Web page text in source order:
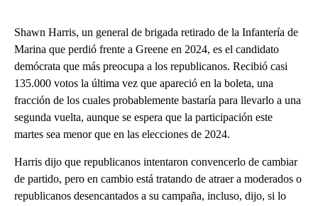
Shawn Harris, un general de brigada retirado de la Infantería de
Marina que perdió frente a Greene en 2024, es el candidato
demócrata que más preocupa a los republicanos. Recibió casi
135.000 votos la última vez que apareció en la boleta, una
fracción de los cuales probablemente bastaría para llevarlo a una
segunda vuelta, aunque se espera que la participación este
martes sea menor que en las elecciones de 2024.
Harris dijo que republicanos intentaron convencerlo de cambiar
de partido, pero en cambio está tratando de atraer a moderados o
republicanos desencantados a su campaña, incluso, dijo, si lo